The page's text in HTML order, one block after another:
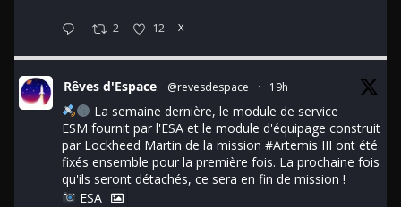
2 12 X
Rêves d'Espace @revesdespace · 19h
La semaine dernière, le module de service
ESM fournit par l'ESA et le module d'équipage construit
par Lockheed Martin de la mission #Artemis III ont été
fixés ensemble pour la première fois. La prochaine fois
qu'ils seront détachés, ce sera en fin de mission !
ESA